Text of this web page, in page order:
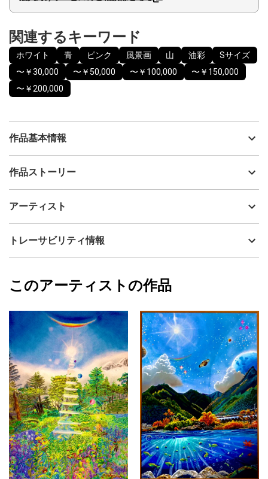
関連するキーワード
ホワイト 青 ピンク 風景画 山 油彩
Sサイズ
〜￥30,000
〜￥50,000 〜￥100,000
〜￥150,000
〜￥200,000
作品基本情報
出品者
制作年
油彩
カラー
ホワイト
ジャンル
風景画
配送目安
二週間以内
作品ストーリー
れ、存在自体が神々しさに溢れる火山。厳しい冬が終わり、地上
にしました。
アーティスト
いろうど
フォローする
トレーサビリティ情報
いろうど
このアーティストの作品